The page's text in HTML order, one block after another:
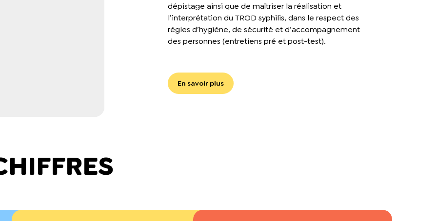
dépistage ainsi que de maîtriser la réalisation et
l’interprétation du TROD syphilis, dans le respect des
règles d’hygiène, de sécurité et d’accompagnement
des personnes (entretiens pré et post-test).
En savoir plus